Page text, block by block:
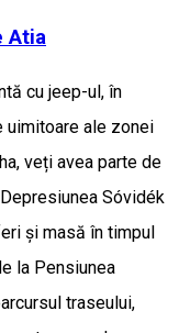
Atia
cu jeep-ul, în
uimitoare ale zonei
veți avea parte de
Sóvidék
și masă în timpul
la Pensiunea
traseului,